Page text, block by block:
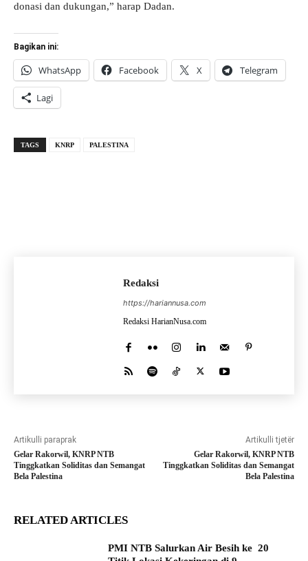
donasi dan dukungan,” harap Dadan.
Bagikan ini:
WhatsApp Facebook X Telegram
Lagi
TAGS KNRP PALESTINA
Redaksi
https://hariannusa.com
Redaksi HarianNusa.com
Artikulli paraprak
Gelar Rakorwil, KNRP NTB
Tinggkatkan Soliditas dan Semangat
Bela Palestina
Artikulli tjetër
Gelar Rakorwil, KNRP NTB
Tinggkatkan Soliditas dan Semangat
Bela Palestina
RELATED ARTICLES
PMI NTB Salurkan Air Besih ke 20